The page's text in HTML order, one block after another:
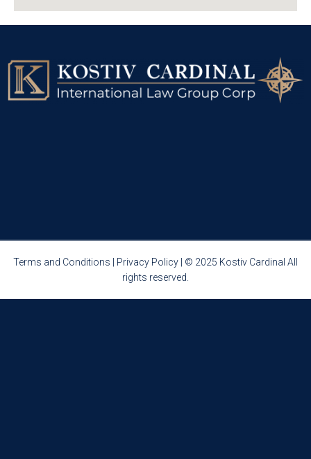
Terms and Conditions Privacy Policy
| © 2025 Kostiv Cardinal All
rights reserved.